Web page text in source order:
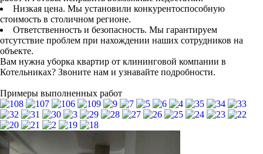
Низкая цена. Мы установили конкурентоспособную
стоимость в столичном регионе.
Ответственность и безопасность. Мы гарантируем
отсутствие проблем при нахождении наших сотрудников на
объекте.
Вам нужна уборка квартир от клининговой компании в
Котельниках? Звоните нам и узнавайте подробности.
Примеры выполненных работ